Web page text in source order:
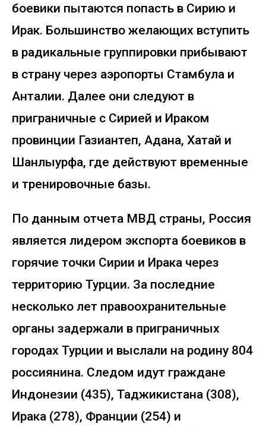
боевики пытаются попасть в Сирию и
Ирак. Большинство желающих вступить
в радикальные группировки прибывают
в страну через аэропорты Стамбула и
Анталии. Далее они следуют в
приграничные с Сирией и Ираком
провинции Газиантеп, Адана, Хатай и
Шанлыурфа, где действуют временные
и тренировочные базы.
По данным отчета МВД страны, Россия
является лидером экспорта боевиков в
горячие точки Сирии и Ирака через
территорию Турции. За последние
несколько лет правоохранительные
органы задержали в приграничных
городах Турции и выслали на родину 804
россиянина. Следом идут граждане
Индонезии (435), Таджикистана (308),
Ирака (278), Франции (254) и